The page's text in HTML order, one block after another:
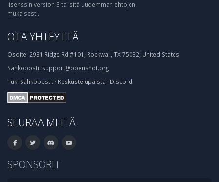
lisenssin version 3 tai sitä uudemman ehtojen
mukaisesti.
OTA YHTEYTTÄ
Osoite: 2931 Ridge Rd #101, Rockwall, TX 75032, United States
Sähköposti: support@openshot.org
Tuki Sähköposti: · Keskustelupalsta · Discord
SEURAA MEITÄ
SPONSORIT